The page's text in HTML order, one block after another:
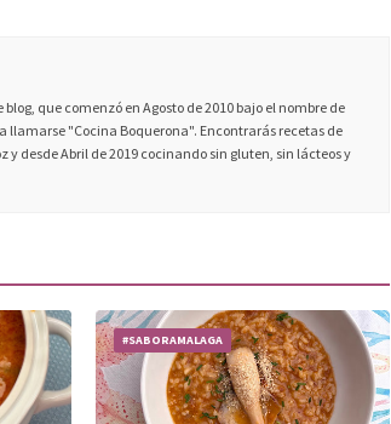
que comenzó en Agosto de 2010 bajo el nombre de
"Cocina Boquerona". Encontrarás recetas de
desde Abril de 2019 cocinando sin gluten, sin lácteos y
#SABORAMALAGA